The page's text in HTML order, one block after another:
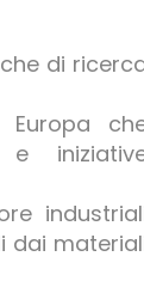
di
Europa
e
dai